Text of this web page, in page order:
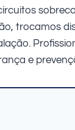
trocamos
e